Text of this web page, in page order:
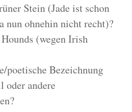
Stein (Jade ist schon
nun ohnehin nicht recht)?
(wegen Irish
poetische Bezeichnung
andere